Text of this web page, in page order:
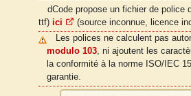
dCode propose un fichier de police
ttf) ici
(source inconnue, licence
Les polices ne calculent pas
modulo 103, ni ajoutent les
la conformité à la norme ISO/IEC
garantie.